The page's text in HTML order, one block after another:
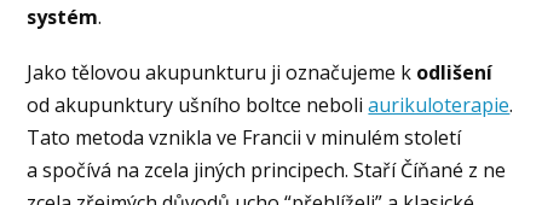
systém.
Jako tělovou akupunkturu ji označujeme k odlišení
od akupunktury ušního boltce neboliaurikuloterapie.
Tato metoda vznikla ve Francii v minulém století
a spočívá na zcela jiných principech. Staří Číňané z ne